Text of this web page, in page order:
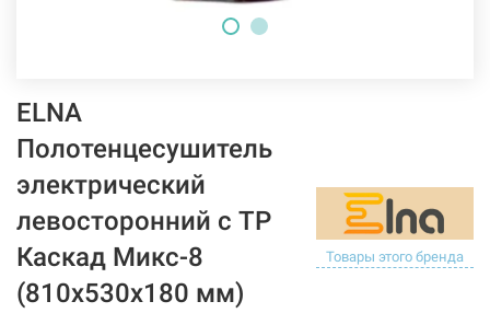
ELNA
Полотенцесушитель
электрический
левосторонний с ТР
Каскад Микс-8
(810х530х180 мм)
Товары этого бренда